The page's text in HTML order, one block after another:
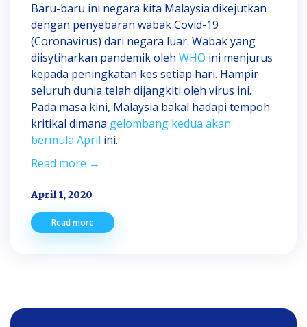
Baru-baru ini negara kita Malaysia dikejutkan
dengan penyebaran wabak Covid-19
(Coronavirus) dari negara luar. Wabak yang
diisytiharkan pandemik oleh WHO ini menjurus
kepada peningkatan kes setiap hari. Hampir
seluruh dunia telah dijangkiti oleh virus ini.
Pada masa kini, Malaysia bakal hadapi tempoh
kritikal dimana gelombang kedua akan
bermula April ini.
Read more →
April 1, 2020
Read more